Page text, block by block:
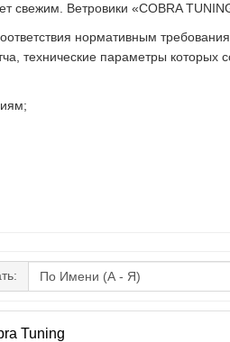
свежим. Ветровики «COBRA
нормативным
технические параметры которых
Tuning